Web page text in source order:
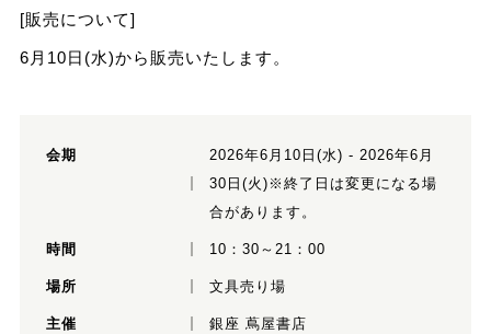
[販売について]
6月10日(水)から販売いたします。
会期
2026年6月10日(水) - 2026年6月
30日(火)※終了日は変更になる場
合があります。
時間 10：30～21：00
場所 文具売り場
主催 銀座 蔦屋書店